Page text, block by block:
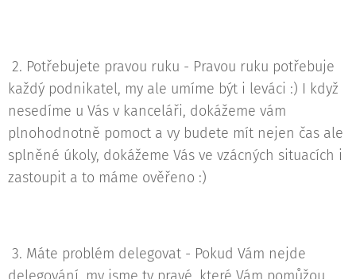
2. Potřebujete pravou ruku - Pravou ruku potřebuje
každý podnikatel, my ale umíme být i leváci :) I když
nesedíme u Vás v kanceláři, dokážeme vám
plnohodnotně pomoct a vy budete mít nejen čas ale
splněné úkoly, dokážeme Vás ve vzácných situacích i
zastoupit a to máme ověřeno :)
3. Máte problém delegovat - Pokud Vám nejde